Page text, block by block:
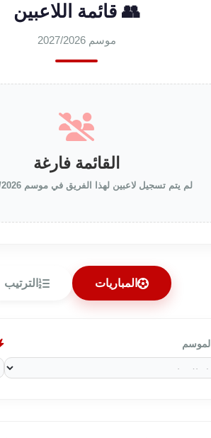
👥 قائمة اللاعبين
موسم 2027/2026
القائمة فارغة
لم يتم تسجيل لاعبين لهذا الفريق في موسم 2027/2026 بعد.
المباريات الترتيب
الموسم